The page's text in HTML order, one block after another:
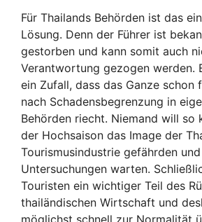
Für Thailands Behörden ist das
Lösung. Denn der Führer ist
gestorben und kann somit auch
Verantwortung gezogen werden.
ein Zufall, dass das Ganze schon
nach Schadensbegrenzung in
Behörden riecht. Niemand will so
der Hochsaison das Image der
Tourismusindustrie gefährden
Untersuchungen warten.
Touristen ein wichtiger Teil des
thailändischen Wirtschaft und
möglichst schnell zur Normalität